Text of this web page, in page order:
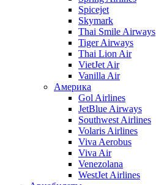
Spicejet
Skymark
Thai Smile Airways
Tiger Airways
Thai Lion Air
VietJet Air
Vanilla Air
Америка
Gol Airlines
JetBlue Airways
Southwest Airlines
Volaris Airlines
Viva Aerobus
Viva Air
Venezolana
WestJet Airlines